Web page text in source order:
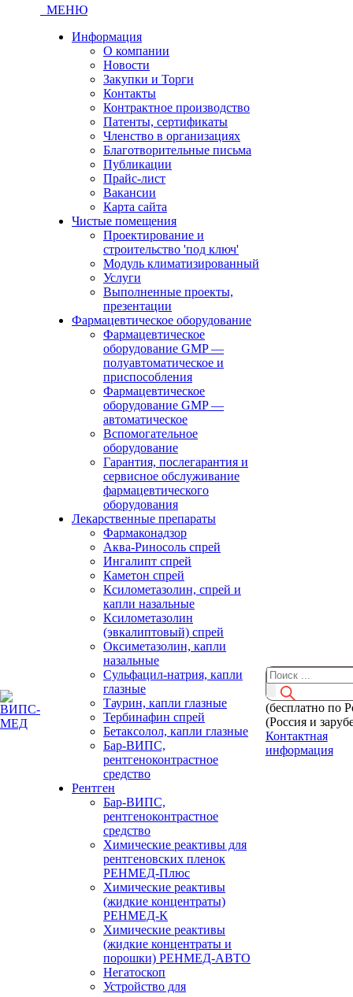
МЕНЮ
Информация
О компании
Новости
Закупки и Торги
Контакты
Контрактное производство
Патенты, сертификаты
Членство в организациях
Благотворительные письма
Публикации
Прайс-лист
Вакансии
Карта сайта
Чистые помещения
Проектирование и
строительство 'под ключ'
Модуль климатизированный
Услуги
Выполненные проекты,
презентации
Фармацевтическое оборудование
Фармацевтическое
оборудование GMP —
полуавтоматическое и
приспособления
Фармацевтическое
оборудование GMP —
автоматическое
Вспомогательное
оборудование
Гарантия, послегарантия и
сервисное обслуживание
фармацевтического
оборудования
Лекарственные препараты
Фармаконадзор
Аква-Риносоль спрей
Ингалипт спрей
Каметон спрей
Ксилометазолин, спрей и
капли назальные
Ксилометазолин
(эвкалиптовый) спрей
Оксиметазолин, капли
назальные
Сульфацил-натрия, капли
глазные
Таурин, капли глазные
Тербинафин спрей
Бетаксолол, капли глазные
Бар-ВИПС,
рентгеноконтрастное
средство
Рентген
Бар-ВИПС,
рентгеноконтрастное
средство
Химические реактивы для
рентгеновских пленок
РЕНМЕД-Плюс
Химические реактивы
(жидкие концентраты)
РЕНМЕД-К
Химические реактивы
(жидкие концентраты и
порошки) РЕНМЕД-АВТО
Негатоскоп
Устройство для
(бесплатно по
(Россия и
Контактная
информация